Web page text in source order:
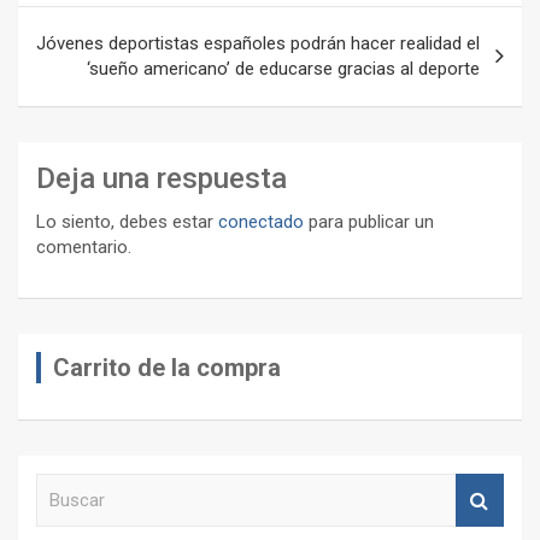
entradas
Jóvenes deportistas españoles podrán hacer realidad el
‘sueño americano’ de educarse gracias al deporte
Deja una respuesta
Lo siento, debes estar conectado para publicar un
comentario.
Carrito de la compra